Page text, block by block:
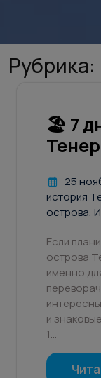
Рубрика:
🏖 7
25
история
острова,
Если
острова
именно
и
1…